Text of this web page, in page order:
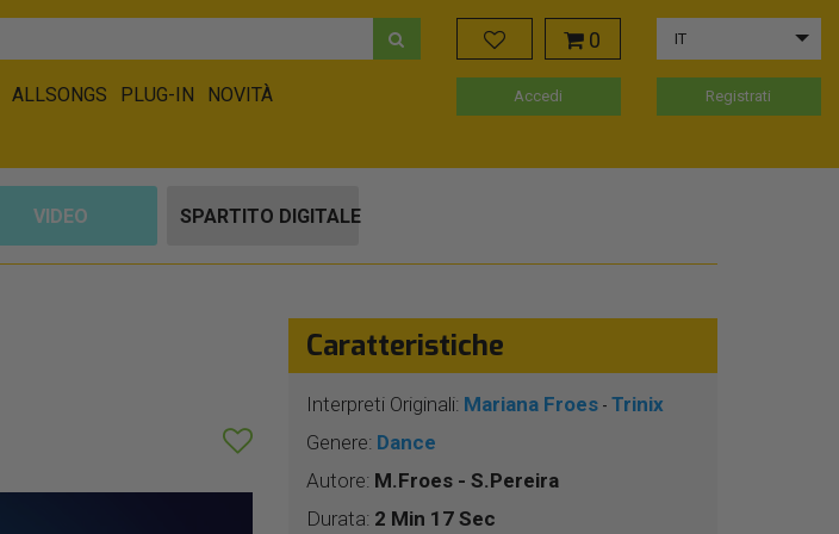
ALLSONGS PLUG-IN
NOVITÀ
0 IT
Accedi Registrati
VIDEO SPARTITO DIGITALE
Caratteristiche
Interpreti Originali: Mariana Froes - Trinix
Genere: Dance
Autore: M.Froes - S.Pereira
Durata: 2 Min 17 Sec